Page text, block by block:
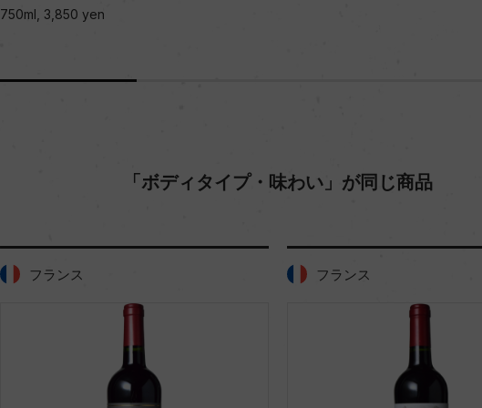
750ml, 3,850 yen
「ボディタイプ・味わい」が同じ商品
フランス フランス